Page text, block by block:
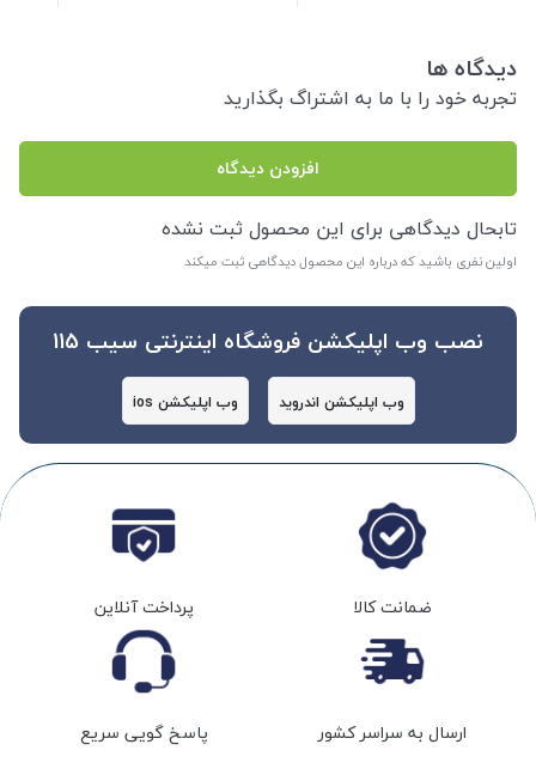
دیدگاه ها
تجربه خود را با ما به اشتراگ بگذارید
افزودن دیدگاه
تابحال دیدگاهی برای این محصول ثبت نشده
اولین نفری باشید که درباره این محصول دیدگاهی ثبت میکند
نصب وب اپلیکشن فروشگاه اینترنتی سیب 115
وب اپلیکشن اندروید وب اپلیکشن ios
ضمانت کالا پرداخت آنلاین
ارسال به سراسر کشور پاسخ گویی سریع